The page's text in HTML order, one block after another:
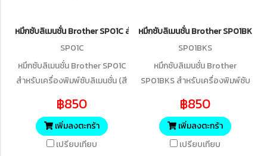
หมึกซับลิเมนชั่น Brother SP01C สำหรับเครื่องพิมพ์ซับลิเมนชั่น (สีฟ้า)
SP01C
หมึกซับลิเมนชั่น Brother SP01C
สำหรับเครื่องพิมพ์ซับลิเมนชั่น (สี
เมชั่นของแท้จาก Brother - ใช้ได้
กับเครื่องพิมพ์ซับลิเมชั่น Brother
รุ่น SP-1 - น้ำหมึกคุณภาพดีให้สี
฿850
เพิ่มลงตะกร้า
เปรียบเทียบ
หมึกซับลิเมนชั่น Brother SP01BKS
SP01BKS
หมึกซับลิเมนชั่น Brother
SP01BKS สำหรับเครื่องพิมพ์ซับ
เครื่องพิมพ์ซับลิเมชั่นของแท้จาก
Brother - ใช้ได้กับเครื่องพิมพ์ซับ
ลิเมชั่น Brother รุ่น SP-1 - น้ำหมึก
฿850
เพิ่มลงตะกร้า
เปรียบเทียบ